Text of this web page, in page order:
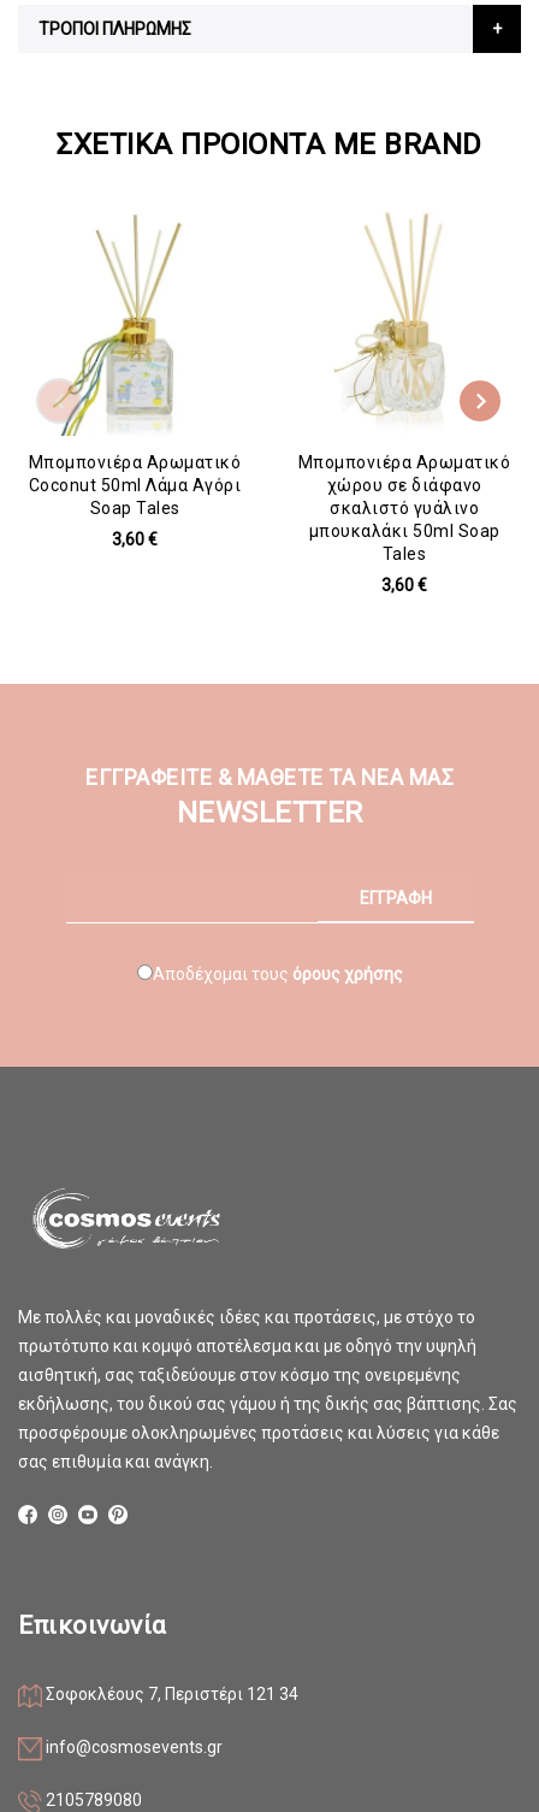
ΤΡΟΠΟΙ ΠΛΗΡΩΜΗΣ
ΣΧΕΤΙΚΆ ΠΡΟΙΌΝΤΑ ΜΕ BRAND
Μπομπονιέρα Αρωματικό
Coconut 50ml Λάμα Αγόρι
Soap Tales
3,60 €
Μπομπονιέρα Αρωματικό
χώρου σε διάφανο
σκαλιστό γυάλινο
μπουκαλάκι 50ml Soap
Tales
3,60 €
ΕΓΓΡΑΦΕΙΤΕ & ΜΑΘΕΤΕ ΤΑ ΝΕΑ ΜΑΣ
NEWSLETTER
ΕΓΓΡΑΦΗ
Αποδέχομαι τους όρους χρήσης
Με πολλές και μοναδικές ιδέες και προτάσεις, με στόχο το
πρωτότυπο και κομψό αποτέλεσμα και με οδηγό την υψηλή
αισθητική, σας ταξιδεύουμε στον κόσμο της ονειρεμένης
εκδήλωσης, του δικού σας γάμου ή της δικής σας βάπτισης. Σας
προσφέρουμε ολοκληρωμένες προτάσεις και λύσεις για κάθε
σας επιθυμία και ανάγκη.
Επικοινωνία
Σοφοκλέους 7, Περιστέρι 121 34
info@cosmosevents.gr
2105789080